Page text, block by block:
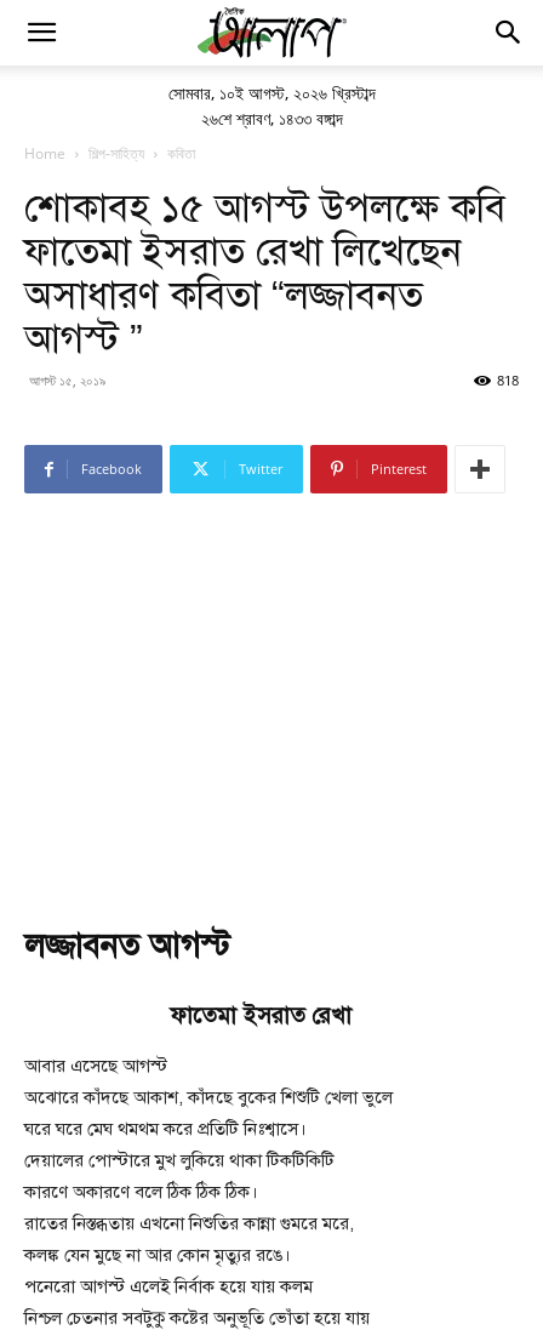
সোমবার, ১০ই আগস্ট, ২০২৬ খ্রিস্টাব্দ
২৬শে শ্রাবণ, ১৪৩৩ বঙ্গাব্দ
Home শিল্প-সাহিত্য কবিতা
শোকাবহ ১৫ আগস্ট উপলক্ষে কবি
ফাতেমা ইসরাত রেখা লিখেছেন
অসাধারণ কবিতা “লজ্জাবনত
আগস্ট ”
আগস্ট ১৫, ২০১৯ 818
Facebook Twitter Pinterest
লজ্জাবনত আগস্ট
ফাতেমা ইসরাত রেখা
আবার এসেছে আগস্ট
অঝোরে কাঁদছে আকাশ, কাঁদছে বুকের শিশুটি খেলা ভুলে
ঘরে ঘরে মেঘ থমথম করে প্রতিটি নিঃশ্বাসে।
দেয়ালের পোস্টারে মুখ লুকিয়ে থাকা টিকটিকিটি
কারণে অকারণে বলে ঠিক ঠিক ঠিক।
রাতের নিস্তব্ধতায় এখনো নিশুতির কান্না গুমরে মরে,
কলঙ্ক যেন মুছে না আর কোন মৃত্যুর রঙে।
পনেরো আগস্ট এলেই নির্বাক হয়ে যায় কলম
নিশ্চল চেতনার সবটুকু কষ্টের অনুভূতি ভোঁতা হয়ে যায়